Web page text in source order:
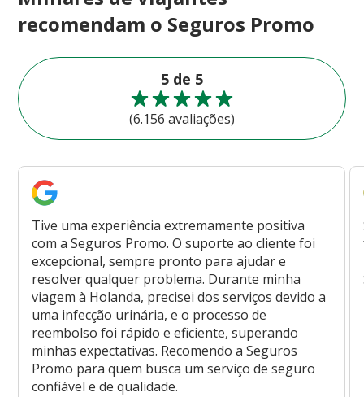
recomendam o Seguros Promo
5 de 5
(6.156 avaliações)
Tive uma experiência extremamente positiva
com a Seguros Promo. O suporte ao cliente foi
excepcional, sempre pronto para ajudar e
resolver qualquer problema. Durante minha
viagem à Holanda, precisei dos serviços devido a
uma infecção urinária, e o processo de
reembolso foi rápido e eficiente, superando
minhas expectativas. Recomendo a Seguros
Promo para quem busca um serviço de seguro
confiável e de qualidade.